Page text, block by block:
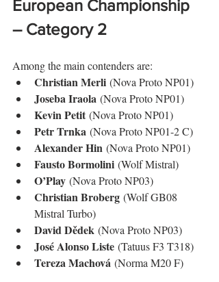
European Championship
– Category 2
Among the main contenders are:
Christian Merli (Nova Proto NP01)
Joseba Iraola (Nova Proto NP01)
Kevin Petit (Nova Proto NP01)
Petr Trnka (Nova Proto NP01-2 C)
Alexander Hin (Nova Proto NP01)
Fausto Bormolini (Wolf Mistral)
O’Play (Nova Proto NP03)
Christian Broberg (Wolf GB08
Mistral Turbo)
David Dědek (Nova Proto NP03)
José Alonso Liste (Tatuus F3 T318)
Tereza Machová (Norma M20 F)